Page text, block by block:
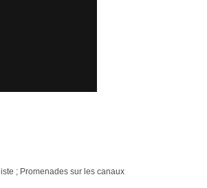
; Promenades sur les canaux